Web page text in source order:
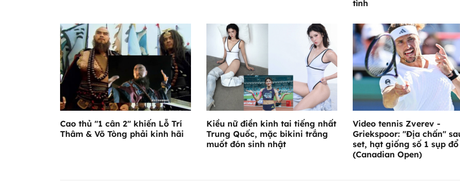
tình
Cao thủ "1 cân 2" khiến Lỗ Trí
Thâm & Võ Tòng phải kinh hãi
Kiều nữ điền kinh tai tiếng nhất
Trung Quốc, mặc bikini trắng
muốt đón sinh nhật
Video tennis Zverev -
Griekspoor: "Địa chấn"
set, hạt giống số 1 sụp đổ
(Canadian Open)